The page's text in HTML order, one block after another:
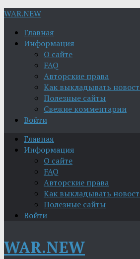
WAR.NEW
Главная
Информация
О сайте
FAQ
Авторские права
Как выкладывать
Полезные сайты
Свежие комментарии
Войти
Главная
Информация
О сайте
FAQ
Авторские права
Как выкладывать
Полезные сайты
Войти
WAR.NEW